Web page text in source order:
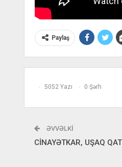
Paylaş
5052 Yazı 0 Şərh
ƏVVƏLKI
CİNAYƏTKAR, UŞAQ